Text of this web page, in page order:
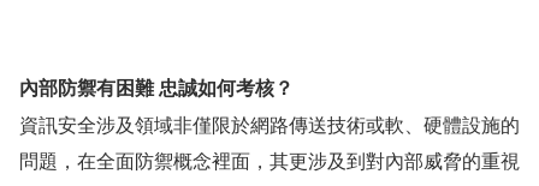
內部防禦有困難 忠誠如何考核？
資訊安全涉及領域非僅限於網路傳送技術或軟、硬體設施的
問題，在全面防禦概念裡面，其更涉及到對內部威脅的重視